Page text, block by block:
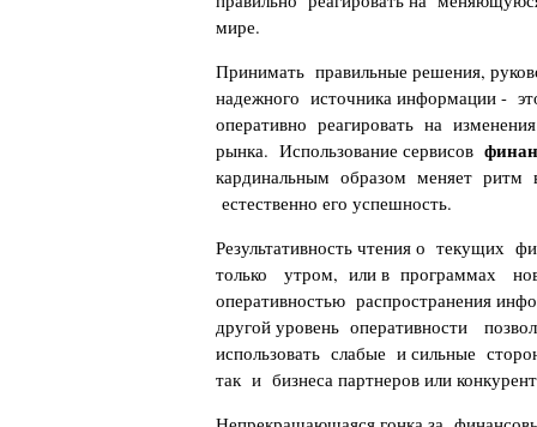
мире.
Принимать правильные решения,
надежного источника информации -
оперативно реагировать на
рынка. Использование сервисов
кардинальным образом меняет ритм
естественно его успешность.
Результативность чтения о текущих
только утром, или в программах
оперативностью распространения
другой уровень оперативности
использовать слабые и сильные
так и бизнеса партнеров или